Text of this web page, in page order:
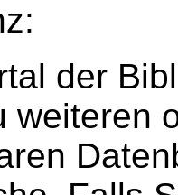
der
weiteren